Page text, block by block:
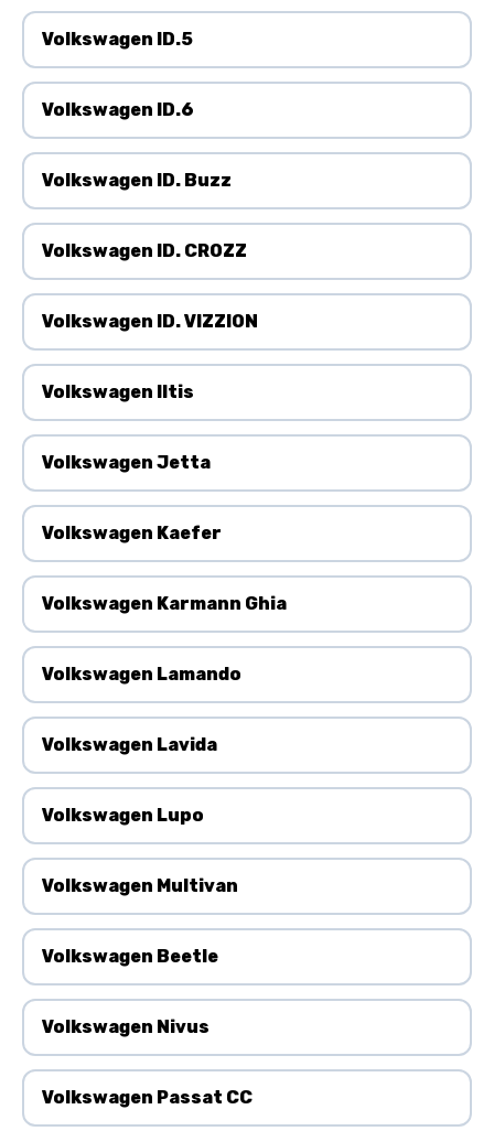
Volkswagen ID.5
Volkswagen ID.6
Volkswagen ID. Buzz
Volkswagen ID. CROZZ
Volkswagen ID. VIZZION
Volkswagen Iltis
Volkswagen Jetta
Volkswagen Kaefer
Volkswagen Karmann Ghia
Volkswagen Lamando
Volkswagen Lavida
Volkswagen Lupo
Volkswagen Multivan
Volkswagen Beetle
Volkswagen Nivus
Volkswagen Passat CC